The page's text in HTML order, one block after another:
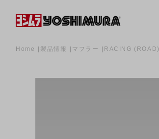
Home 製品情報 マフラー RACING (ROAD)